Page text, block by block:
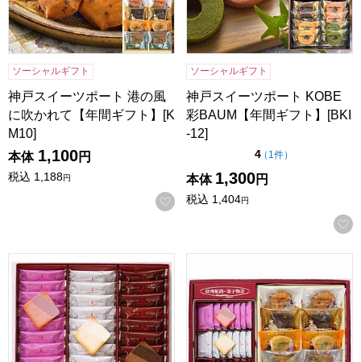
ソーシャルギフト
神戸スイーツポート 港の風
に吹かれて【年間ギフト】[K
M10]
本体 1,100円
税込 1,188円
お気に入りに登録する
ソーシャルギフト
神戸スイーツポート KOBE
彩BAUM【年間ギフト】[BKI
-12]
4点（5点満点中）
（ 1件の評価
）
本体 1,300円
税込 1,404円
神戸スイーツポート ラングドシャKOBE[MR-30]【年間ギフ